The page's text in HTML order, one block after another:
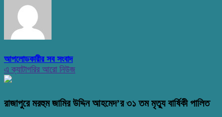
আপলোডকারীর সব সংবাদ
এ ক্যাটাগরির আরো নিউজ
রাজাপুরে মরহুম জামির উদ্দিন আহমেদ’র ৩১ তম মৃত্যু বার্ষিকী পালিত